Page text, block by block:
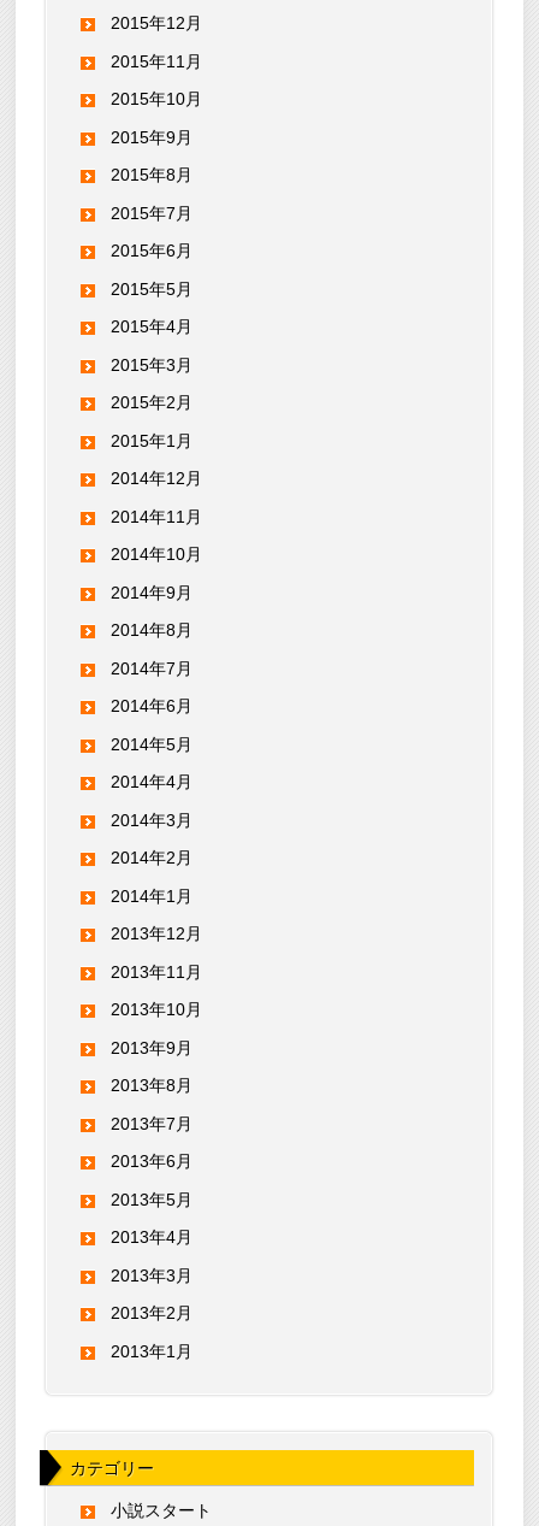
2015年12月
2015年11月
2015年10月
2015年9月
2015年8月
2015年7月
2015年6月
2015年5月
2015年4月
2015年3月
2015年2月
2015年1月
2014年12月
2014年11月
2014年10月
2014年9月
2014年8月
2014年7月
2014年6月
2014年5月
2014年4月
2014年3月
2014年2月
2014年1月
2013年12月
2013年11月
2013年10月
2013年9月
2013年8月
2013年7月
2013年6月
2013年5月
2013年4月
2013年3月
2013年2月
2013年1月
カテゴリー
小説スタート